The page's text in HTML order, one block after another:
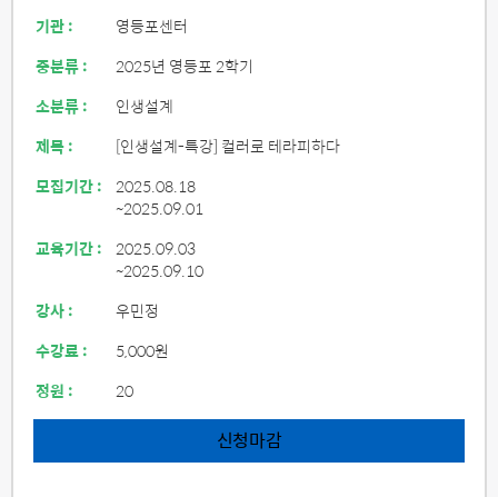
기관 :
영등포센터
중분류 :
2025년 영등포 2학기
소분류 :
인생설계
제목 :
[인생설계-특강] 컬러로 테라피하다
모집기간 : 2025.08.18
~2025.09.01
교육기간 : 2025.09.03
~2025.09.10
강사 :
우민정
수강료 :
5,000원
정원 :
20
신청마감